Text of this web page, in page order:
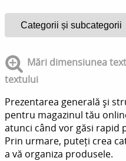
Mări dimensiunea
textului
Prezentarea generală și
pentru magazinul tău
atunci când vor găsi rapid
Prin urmare, puteți crea
a vă organiza produsele.